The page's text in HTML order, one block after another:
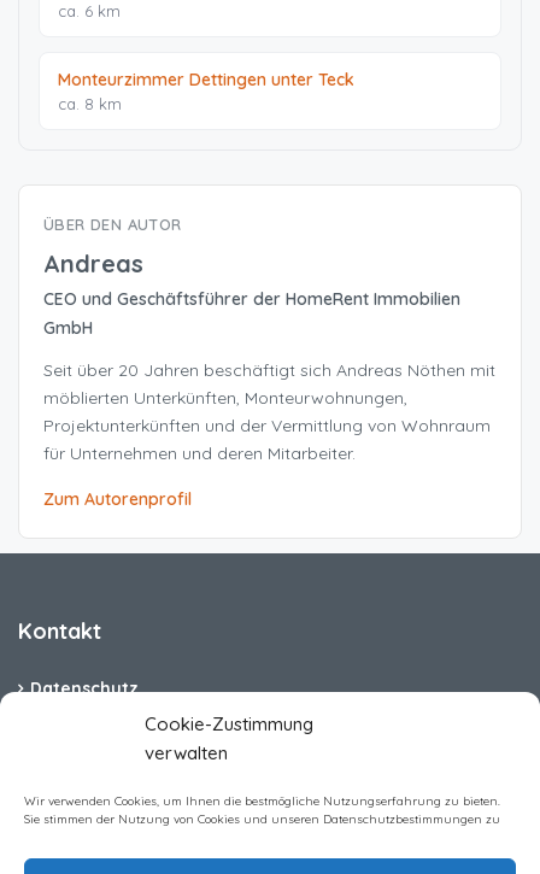
Cookie-Zustimmung
verwalten
Wir verwenden Cookies, um Ihnen die bestmögliche Nutzungserfahrung zu bieten.
Sie stimmen der Nutzung von Cookies und unseren Datenschutzbestimmungen zu
ca. 6 km
Monteurzimmer Dettingen unter Teck
ca. 8 km
ÜBER DEN AUTOR
Andreas
CEO und Geschäftsführer der HomeRent Immobilien
GmbH
Seit über 20 Jahren beschäftigt sich Andreas Nöthen mit
möblierten Unterkünften, Monteurwohnungen,
Projektunterkünften und der Vermittlung von Wohnraum
für Unternehmen und deren Mitarbeiter.
Zum Autorenprofil
Kontakt
Datenschutz
Cookie-Richtlinie (EU)
Barrierefreiheit